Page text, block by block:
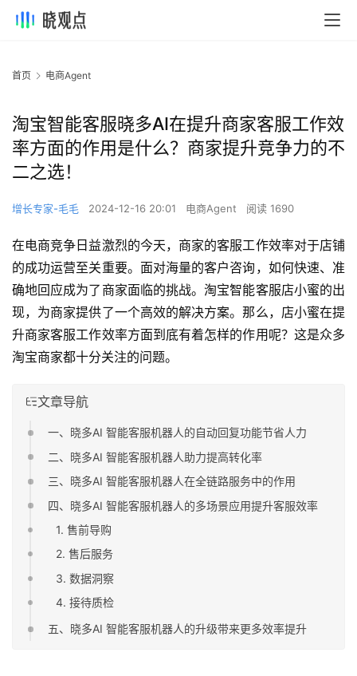
首页 电商Agent
淘宝智能客服晓多AI在提升商家客服工作效
率方面的作用是什么？商家提升竞争力的不
二之选！
增长专家-毛毛 2024-12-16 20:01 电商Agent 阅读 1690
在电商竞争日益激烈的今天，商家的客服工作效率对于店铺
的成功运营至关重要。面对海量的客户咨询，如何快速、准
确地回应成为了商家面临的挑战。淘宝智能客服店小蜜的出
现，为商家提供了一个高效的解决方案。那么，店小蜜在提
升商家客服工作效率方面到底有着怎样的作用呢？这是众多
淘宝商家都十分关注的问题。
文章导航
一、晓多AI 智能客服机器人的自动回复功能节省人力
二、晓多AI 智能客服机器人助力提高转化率
三、晓多AI 智能客服机器人在全链路服务中的作用
四、晓多AI 智能客服机器人的多场景应用提升客服效率
1. 售前导购
2. 售后服务
3. 数据洞察
4. 接待质检
五、晓多AI 智能客服机器人的升级带来更多效率提升